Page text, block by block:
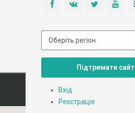
Підтримати сайт
Вхід
Реєстрація